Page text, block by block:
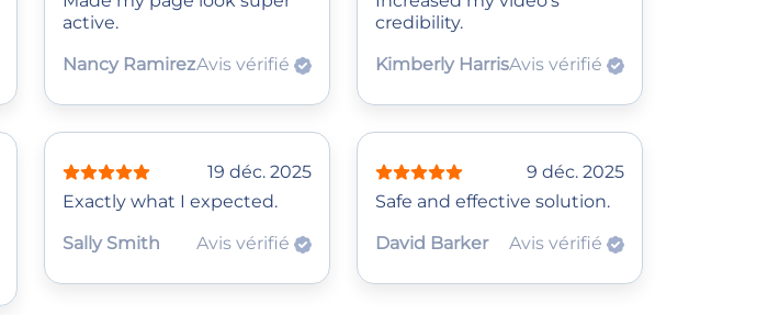
active.
Nancy RamirezAvis vérifié
credibility.
Kimberly HarrisAvis vérifié
19 déc. 2025
Exactly what I expected.
Sally Smith
Avis vérifié
9 déc. 2025
Safe and effective solution.
David Barker
Avis vérifié